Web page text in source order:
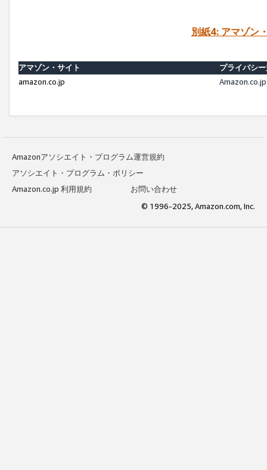
別紙4: アマゾン
アマゾン・サイト
プライバシ
amazon.co.jp
Amazonアソシエイト・プログラム運営規約
アソシエイト・プログラム・ポリシー
Amazon.co.jp 利用規約
お問い合わせ
© 1996-2025, Amazon.com, Inc.